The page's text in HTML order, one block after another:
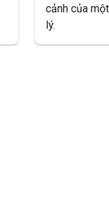
cảnh của
lý.